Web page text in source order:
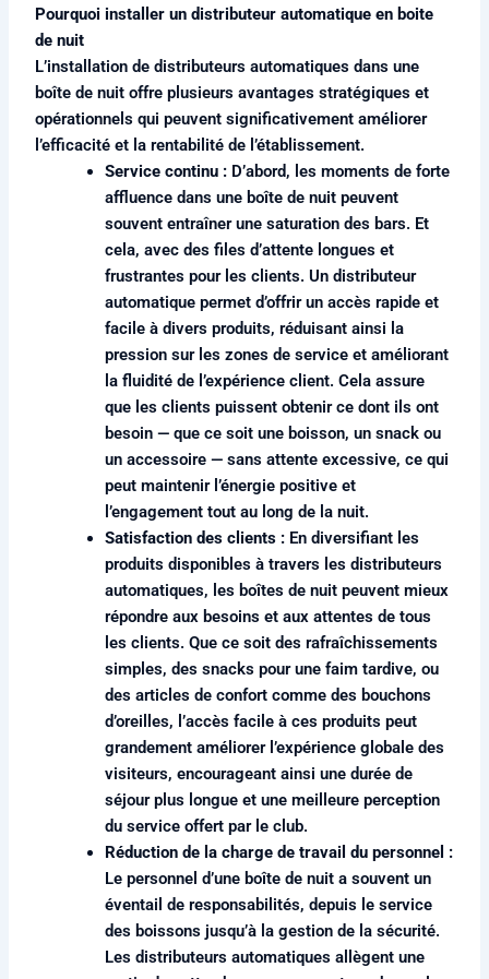
Pourquoi installer un distributeur automatique en boite
de nuit
L’installation de distributeurs automatiques dans une
boîte de nuit offre plusieurs avantages stratégiques et
opérationnels qui peuvent significativement améliorer
l’efficacité et la rentabilité de l’établissement.
Service continu : D’abord, les moments de forte
affluence dans une boîte de nuit peuvent
souvent entraîner une saturation des bars. Et
cela, avec des files d’attente longues et
frustrantes pour les clients. Un distributeur
automatique permet d’offrir un accès rapide et
facile à divers produits, réduisant ainsi la
pression sur les zones de service et améliorant
la fluidité de l’expérience client. Cela assure
que les clients puissent obtenir ce dont ils ont
besoin — que ce soit une boisson, un snack ou
un accessoire — sans attente excessive, ce qui
peut maintenir l’énergie positive et
l’engagement tout au long de la nuit.
Satisfaction des clients : En diversifiant les
produits disponibles à travers les distributeurs
automatiques, les boîtes de nuit peuvent mieux
répondre aux besoins et aux attentes de tous
les clients. Que ce soit des rafraîchissements
simples, des snacks pour une faim tardive, ou
des articles de confort comme des bouchons
d’oreilles, l’accès facile à ces produits peut
grandement améliorer l’expérience globale des
visiteurs, encourageant ainsi une durée de
séjour plus longue et une meilleure perception
du service offert par le club.
Réduction de la charge de travail du personnel :
Le personnel d’une boîte de nuit a souvent un
éventail de responsabilités, depuis le service
des boissons jusqu’à la gestion de la sécurité.
Les distributeurs automatiques allègent une